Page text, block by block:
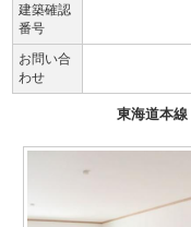
建築確認
番号
お問い合
わせ
東海道本